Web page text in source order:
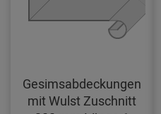
Gesimsabdeckungen
mit Wulst Zuschnitt